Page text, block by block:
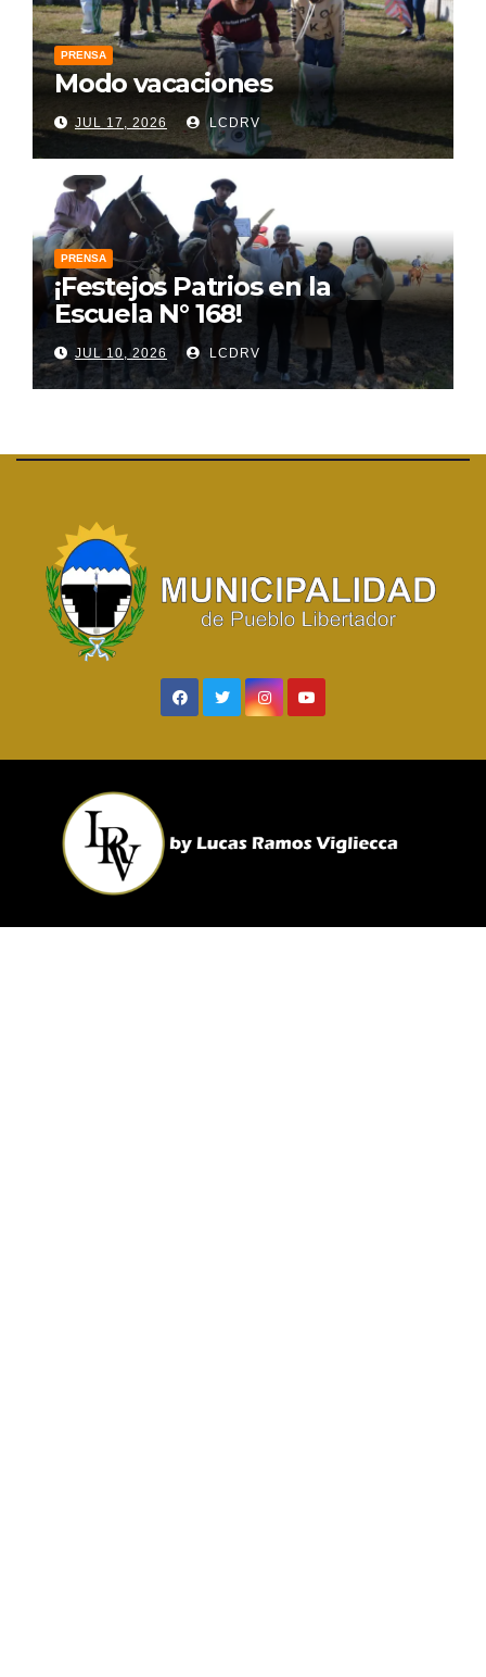
PRENSA
Modo vacaciones
JUL 17, 2026 LCDRV
PRENSA
¡Festejos Patrios en la
Escuela N° 168!
JUL 10, 2026 LCDRV